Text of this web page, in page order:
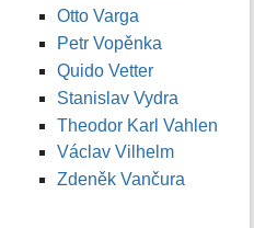
Otto Varga
Petr Vopěnka
Quido Vetter
Stanislav Vydra
Theodor Karl Vahlen
Václav Vilhelm
Zdeněk Vančura